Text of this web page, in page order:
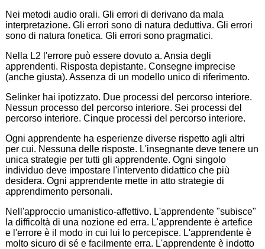
Nei metodi audio orali. Gli errori di derivano da mala
interpretazione. Gli errori sono di natura deduttiva. Gli errori
sono di natura fonetica. Gli errori sono pragmatici.
Nella L2 l'errore può essere dovuto a. Ansia degli
apprendenti. Risposta depistante. Consegne imprecise
(anche giusta). Assenza di un modello unico di riferimento.
Selinker hai ipotizzato. Due processi del percorso interiore.
Nessun processo del percorso interiore. Sei processi del
percorso interiore. Cinque processi del percorso interiore.
Ogni apprendente ha esperienze diverse rispetto agli altri
per cui. Nessuna delle risposte. L'insegnante deve tenere un
unica strategie per tutti gli apprendente. Ogni singolo
individuo deve impostare l'intervento didattico che più
desidera. Ogni apprendente mette in atto strategie di
apprendimento personali.
Nell'approccio umanistico-affettivo. L'apprendente "subisce"
la difficoltà di una nozione ed erra. L'apprendente è artefice
e l'errore è il modo in cui lui lo percepisce. L'apprendente è
molto sicuro di sé e facilmente erra. L'apprendente è indotto